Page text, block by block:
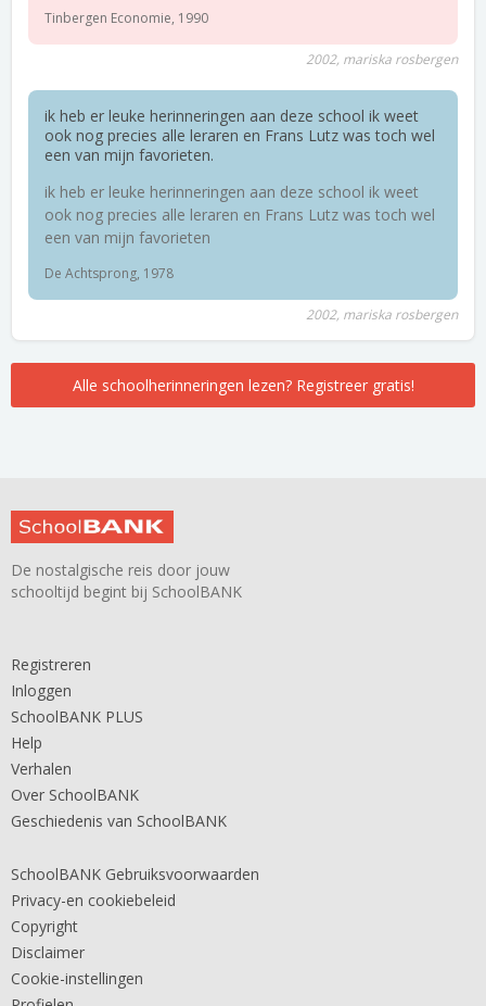
Tinbergen Economie, 1990
2002, mariska rosbergen
ik heb er leuke herinneringen aan deze school ik weet
ook nog precies alle leraren en Frans Lutz was toch wel
een van mijn favorieten.
ik heb er leuke herinneringen aan deze school ik weet
ook nog precies alle leraren en Frans Lutz was toch wel
een van mijn favorieten
De Achtsprong, 1978
2002, mariska rosbergen
Alle schoolherinneringen lezen? Registreer gratis!
De nostalgische reis door jouw
schooltijd begint bij SchoolBANK
Registreren
Inloggen
SchoolBANK PLUS
Help
Verhalen
Over SchoolBANK
Geschiedenis van SchoolBANK
SchoolBANK Gebruiksvoorwaarden
Privacy-en cookiebeleid
Copyright
Disclaimer
Cookie-instellingen